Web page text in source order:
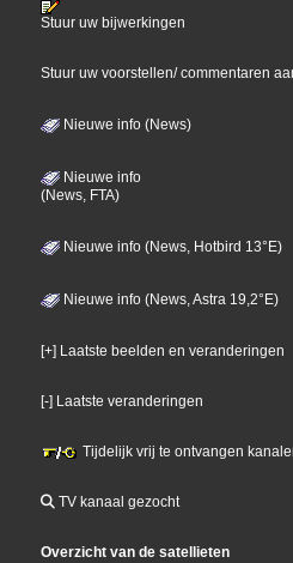
Stuur uw bijwerkingen
Stuur uw voorstellen/ commentaren
Nieuwe info (News)
Nieuwe info
(News, FTA)
Nieuwe info (News, Hotbird 13°E)
Nieuwe info (News, Astra 19,2°E)
[+] Laatste beelden en veranderingen
[-] Laatste veranderingen
Tijdelijk vrij te ontvangen
TV kanaal gezocht
Overzicht van de satellieten